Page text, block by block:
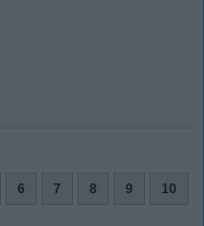
6 7 8 9 10